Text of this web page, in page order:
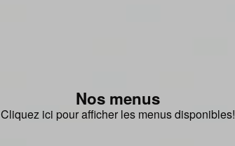
Nos menus
Cliquez ici pour afficher les menus disponibles!